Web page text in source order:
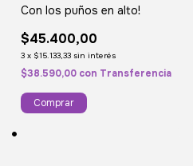
Con los puños en alto!
$45.400,00
3 x $15.133,33 sin interés
$38.590,00 con Transferencia
Comprar